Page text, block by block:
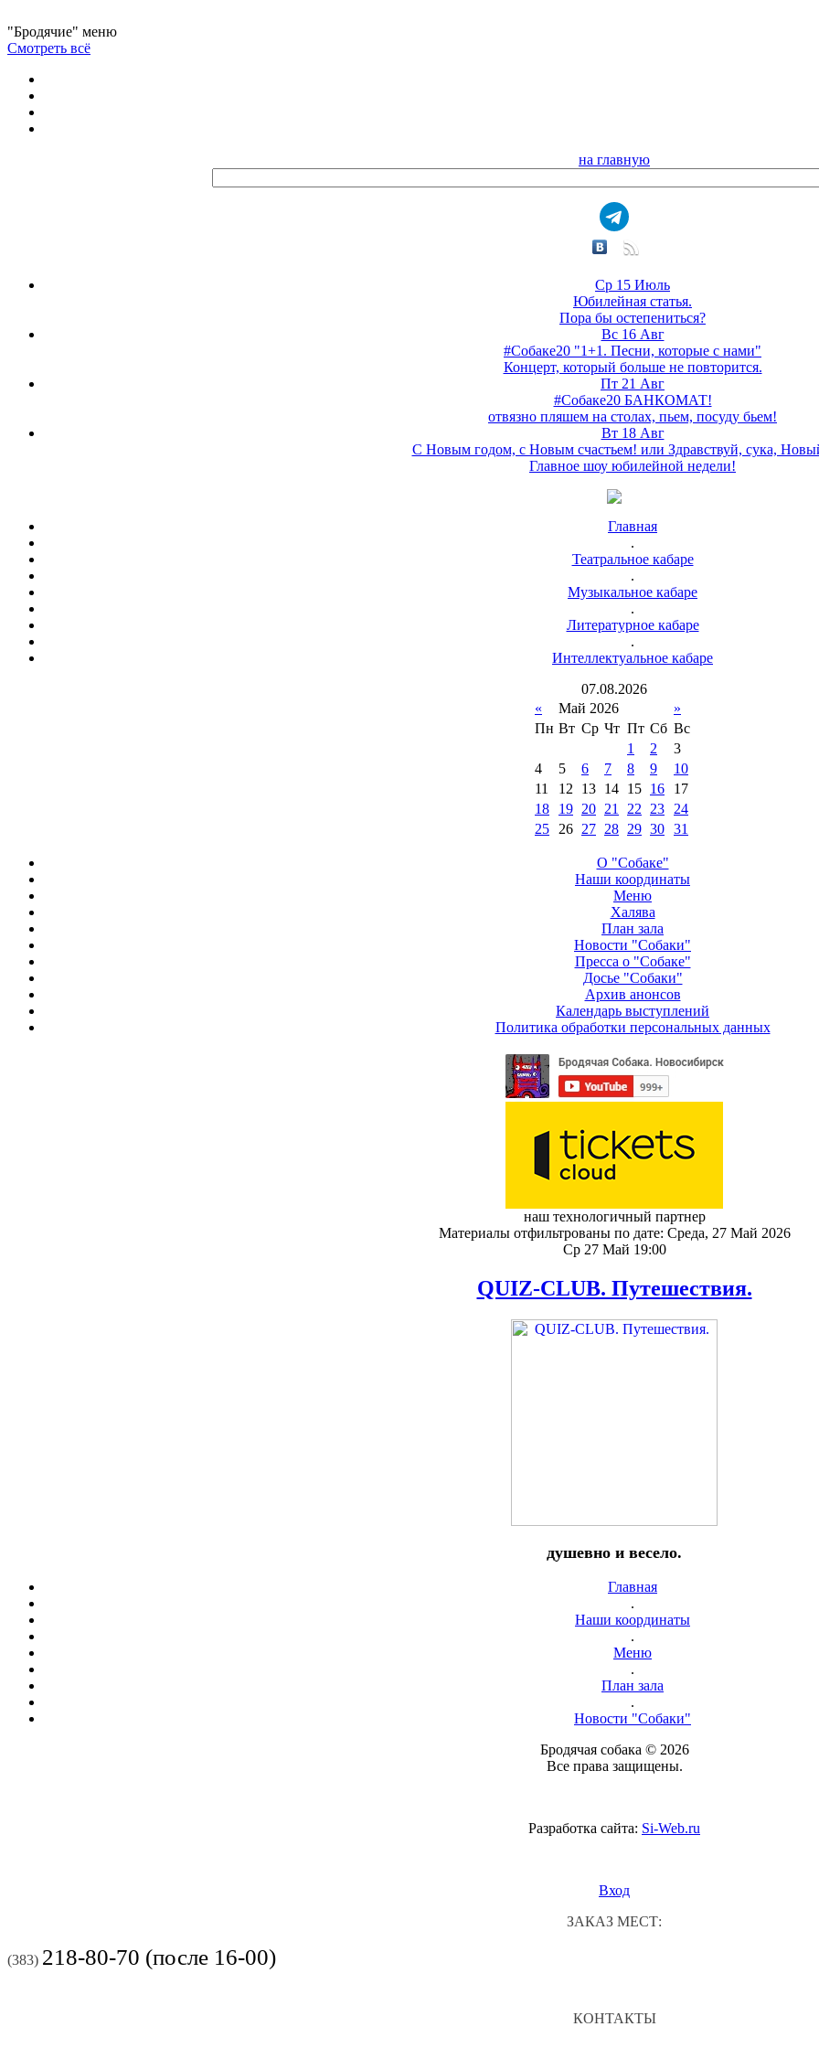
"Бродячие" меню
Смотреть всё
на главную
Ср 15 Июль
Юбилейная статья.
Пора бы остепениться?
Вс 16 Авг
#Собаке20 "1+1. Песни, которые с нами"
Концерт, который больше не повторится.
Пт 21 Авг
#Собаке20 БАНКОМАТ!
отвязно пляшем на столах, пьем, посуду бьем!
Вт 18 Авг
С Новым годом, с Новым счастьем! или Здравствуй, сука,
Главное шоу юбилейной недели!
Главная
.
Театральное кабаре
.
Музыкальное кабаре
.
Литературное кабаре
.
Интеллектуальное кабаре
07.08.2026
«
Май 2026
»
Пн Вт Ср Чт Пт Сб Вс
1
2
3
4
5 6 7 8 9
10
11
12 13 14 15 16
17
18
19 20 21 22 23
24
25
26 27 28 29 30 31
О "Собаке"
Наши координаты
Меню
Халява
План зала
Новости "Собаки"
Пресса о "Собаке"
Досье "Собаки"
Архив анонсов
Календарь выступлений
Политика обработки персональных данных
наш технологичный партнер
Материалы отфильтрованы по дате: Среда, 27 Май 2026
Ср 27 Май 19:00
QUIZ-CLUB. Путешествия.
душевно и весело.
Главная
.
Наши координаты
.
Меню
.
План зала
.
Новости "Собаки"
Бродячая собака © 2026
Все права защищены.
Разработка сайта: Si-Web.ru
Вход
ЗАКАЗ МЕСТ:
(383) 218-80-70 (после 16-00)
КОНТАКТЫ